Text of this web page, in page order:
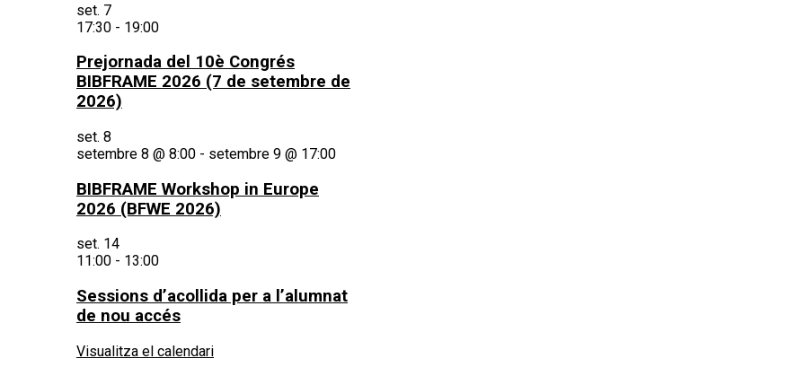
set. 7
17:30 - 19:00
Prejornada del 10è Congrés
BIBFRAME 2026 (7 de setembre de
2026)
set. 8
setembre 8 @ 8:00 - setembre 9 @ 17:00
BIBFRAME Workshop in Europe
2026 (BFWE 2026)
set. 14
11:00 - 13:00
Sessions d’acollida per a l’alumnat
de nou accés
Visualitza el calendari